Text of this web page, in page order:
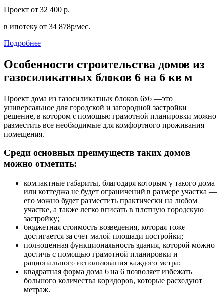
Проект от 32 400 р.
в ипотеку от 34 878р/мес.
Подробнее
Особенности строительства домов из
газосиликатных блоков 6 на 6 кв м
Проект дома из газосиликатных блоков 6х6 —это
универсальное для городской и загородной застройки
решение, в котором с помощью грамотной планировки можно
разместить все необходимые для комфортного проживания
помещения.
Среди основных преимуществ таких домов
можно отметить:
компактные габариты, благодаря которым у такого дома
или коттеджа не будет ограничений в размере участка —
его можно будет разместить практически на любом
участке, а также легко вписать в плотную городскую
застройку;
бюджетная стоимость возведения, которая тоже
достигается за счет малой площади постройки;
полноценная функциональность здания, которой можно
достичь с помощью грамотной планировки и
рационального использования каждого метра;
квадратная форма дома 6 на 6 позволяет избежать
большого количества коридоров, которые расходуют
метраж.